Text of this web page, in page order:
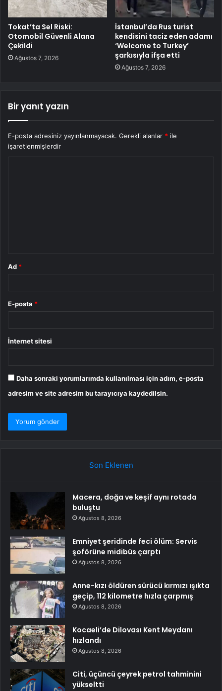
Tokat’ta Sel Riski:
Otomobil Güvenli Alana
Çekildi
Ağustos 7, 2026
İstanbul’da Rus turist
kendisini taciz eden adamı
‘Welcome to Turkey’
şarkısıyla ifşa etti
Ağustos 7, 2026
Bir yanıt yazın
E-posta adresiniz yayınlanmayacak. Gerekli alanlar * ile
işaretlenmişlerdir
Ad *
E-posta *
İnternet sitesi
Daha sonraki yorumlarımda kullanılması için adım, e-posta
adresim ve site adresim bu tarayıcıya kaydedilsin.
Son Eklenen
Macera, doğa ve keşif aynı rotada
buluştu
Ağustos 8, 2026
Emniyet şeridinde feci ölüm: Servis
şoförüne midibüs çarptı
Ağustos 8, 2026
Anne-kızı öldüren sürücü kırmızı ışıkta
geçip, 112 kilometre hızla çarpmış
Ağustos 8, 2026
Kocaeli’de Dilovası Kent Meydanı
hızlandı
Ağustos 8, 2026
Citi, üçüncü çeyrek petrol tahminini
yükseltti